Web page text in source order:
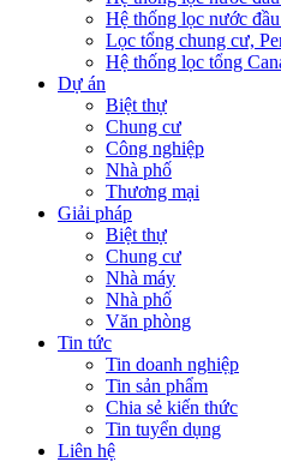
Hệ thống lọc nước
Lọc tổng chung cư,
Hệ thống lọc tổng
Dự án
Biệt thự
Chung cư
Công nghiệp
Nhà phố
Thương mại
Giải pháp
Biệt thự
Chung cư
Nhà máy
Nhà phố
Văn phòng
Tin tức
Tin doanh nghiệp
Tin sản phẩm
Chia sẻ kiến thức
Tin tuyển dụng
Liên hệ